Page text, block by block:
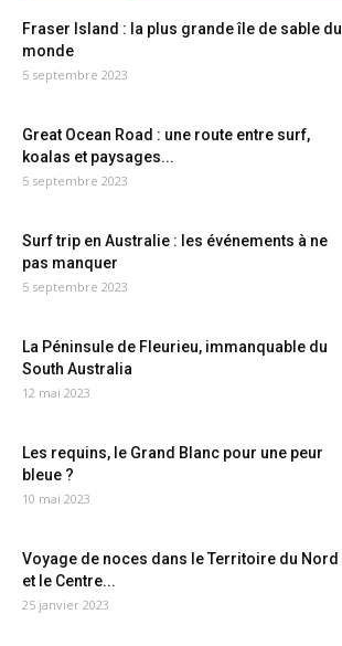
Fraser Island : la plus grande île de sable du
monde
5 septembre 2023
Great Ocean Road : une route entre surf,
koalas et paysages...
5 septembre 2023
Surf trip en Australie : les événements à ne
pas manquer
5 septembre 2023
La Péninsule de Fleurieu, immanquable du
South Australia
12 mai 2023
Les requins, le Grand Blanc pour une peur
bleue ?
10 mai 2023
Voyage de noces dans le Territoire du Nord
et le Centre...
25 janvier 2023